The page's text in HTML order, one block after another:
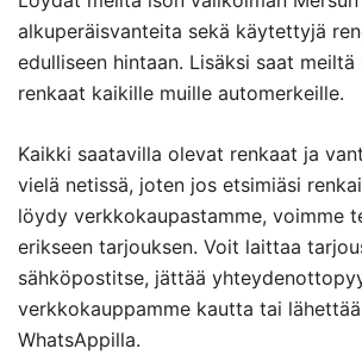
alkuperäisvanteita sekä käytettyjä
edulliseen hintaan. Lisäksi saat
renkaat kaikille muille automerkeille.
Kaikki saatavilla olevat renkaat ja
vielä netissä, joten jos etsimiäsi
löydy verkkokaupastamme, voimme
erikseen tarjouksen. Voit laittaa
sähköpostitse, jättää
verkkokauppamme kautta tai
WhatsAppilla.